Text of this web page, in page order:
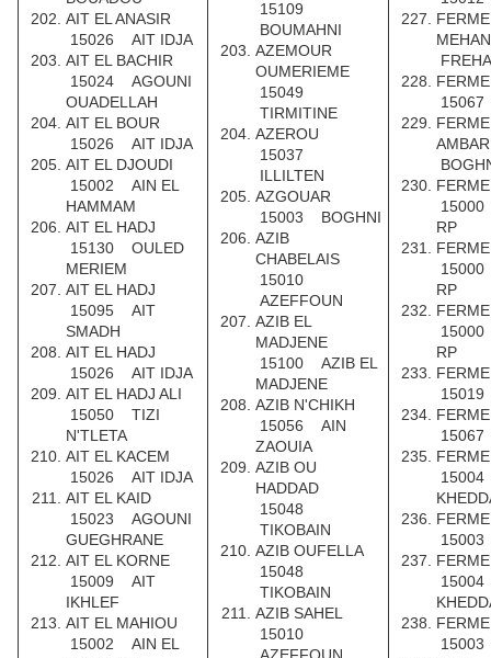
AIT EL ANASIR
15026 AIT IDJA
AIT EL BACHIR
15024 AGOUNI
OUADELLAH
AIT EL BOUR
15026 AIT IDJA
AIT EL DJOUDI
15002 AIN EL
HAMMAM
AIT EL HADJ
15130 OULED
MERIEM
AIT EL HADJ
15095 AIT
SMADH
AIT EL HADJ
15026 AIT IDJA
AIT EL HADJ ALI
15050 TIZI
N'TLETA
AIT EL KACEM
15026 AIT IDJA
AIT EL KAID
15023 AGOUNI
GUEGHRANE
AIT EL KORNE
15009 AIT
IKHLEF
AIT EL MAHIOU
15002 AIN EL
15109
BOUMAHNI
AZEMOUR
OUMERIEME
15049
TIRMITINE
AZEROU
15037
ILLILTEN
AZGOUAR
15003 BOGHNI
AZIB
CHABELAIS
15010
AZEFFOUN
AZIB EL
MADJENE
15100 AZIB EL
MADJENE
AZIB N'CHIKH
15056 AIN
ZAOUIA
AZIB OU
HADDAD
15048
TIKOBAIN
AZIB OUFELLA
15048
TIKOBAIN
AZIB SAHEL
15010
FREHA
RP
RP
RP